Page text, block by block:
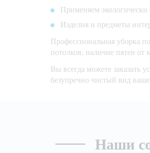
Применяем
Изделия и предметы
Профессиональная уборка
потолков, наличие пятен от
Вы всегда можете заказать
безупречно чистый вид
Наши